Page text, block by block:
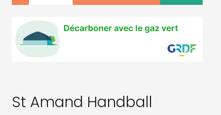
St Amand Handball